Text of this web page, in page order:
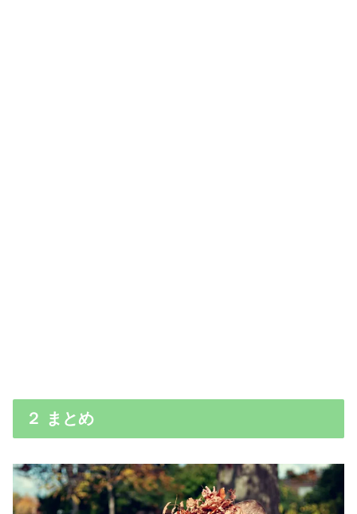
２ まとめ